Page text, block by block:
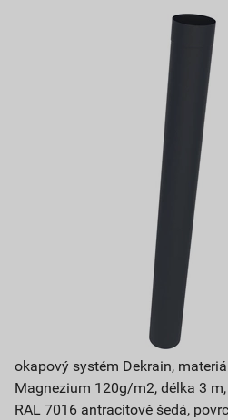
okapový systém Dekrain,
Magnezium 120g/m2, délka 3
RAL 7016 antracitově šedá,